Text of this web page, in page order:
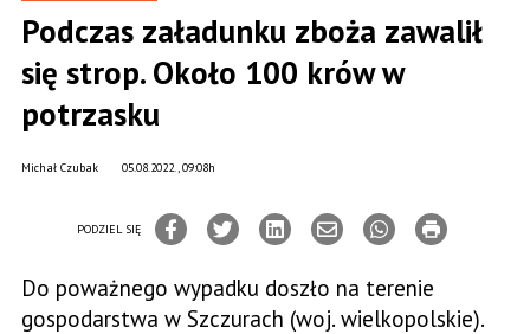
Podczas załadunku zboża zawalił
się strop. Około 100 krów w
potrzasku
05.08.2022., 09:08h
Michał Czubak
PODZIEL SIĘ
Do poważnego wypadku doszło na terenie
gospodarstwa w Szczurach (woj. wielkopolskie).